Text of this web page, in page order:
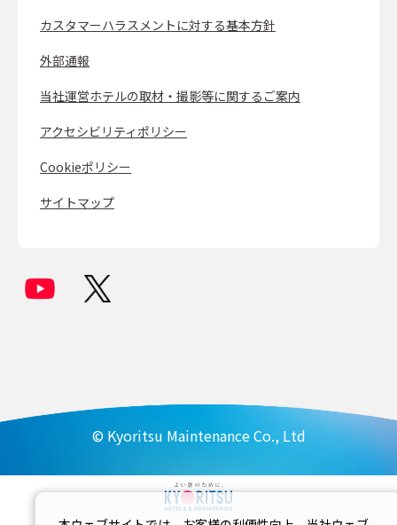
カスタマーハラスメントに対する基本方針
外部通報
当社運営ホテルの取材・撮影等に関するご案内
アクセシビリティポリシー
Cookieポリシー
サイトマップ
© Kyoritsu Maintenance Co., Ltd